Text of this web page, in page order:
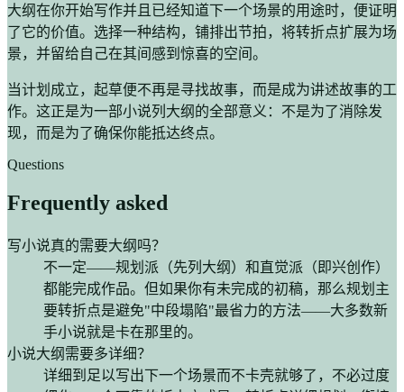
大纲在你开始写作并且已经知道下一个场景的用途时，便证明
了它的价值。选择一种结构，铺排出节拍，将转折点扩展为场
景，并留给自己在其间感到惊喜的空间。
当计划成立，起草便不再是寻找故事，而是成为讲述故事的工
作。这正是为一部小说列大纲的全部意义：不是为了消除发
现，而是为了确保你能抵达终点。
Questions
Frequently asked
写小说真的需要大纲吗？
不一定——规划派（先列大纲）和直觉派（即兴创作）
都能完成作品。但如果你有未完成的初稿，那么规划主
要转折点是避免"中段塌陷"最省力的方法——大多数新
手小说就是卡在那里的。
小说大纲需要多详细？
详细到足以写出下一个场景而不卡壳就够了，不必过度